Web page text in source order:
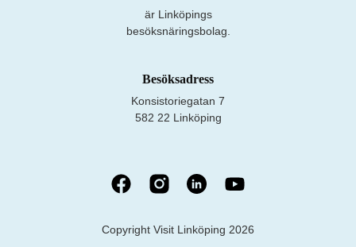
är Linköpings
besöksnäringsbolag.
Besöksadress
Konsistoriegatan 7
582 22 Linköping
Copyright Visit Linköping 2026